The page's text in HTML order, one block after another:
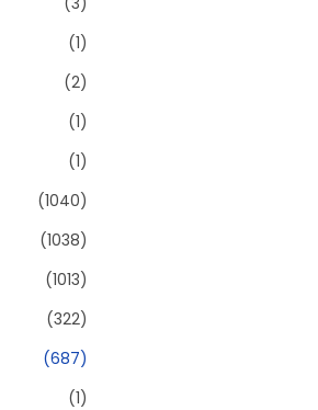
(1)
(2)
(1)
(1)
(1040)
(1038)
(1013)
(322)
(687)
(1)